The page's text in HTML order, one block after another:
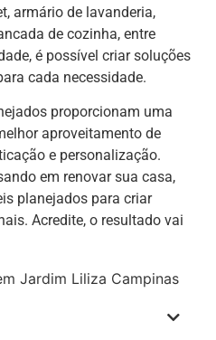
armário de lavanderia,
de cozinha, entre
é possível criar soluções
cada necessidade.
proporcionam uma
aproveitamento de
e personalização.
em renovar sua casa,
planejados para criar
Acredite, o resultado vai